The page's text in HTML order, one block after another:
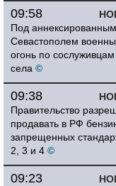
09:58
Под аннексированным
Севастополем
огонь по
села ©
09:38
Правительство
продавать в РФ
запрещенных
2, 3 и 4 ©
09:23